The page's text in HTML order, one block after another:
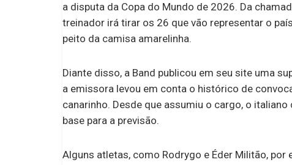
a disputa da Copa do Mundo de 2026. Da
treinador irá tirar os 26 que vão representar o
peito da camisa amarelinha.
Diante disso, a Band publicou em seu site uma
a emissora levou em conta o histórico de
canarinho. Desde que assumiu o cargo, o
base para a previsão.
Alguns atletas, como Rodrygo e Éder Militão,